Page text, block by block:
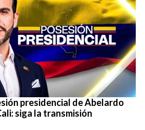
presidencial de Abelardo
siga la transmisión